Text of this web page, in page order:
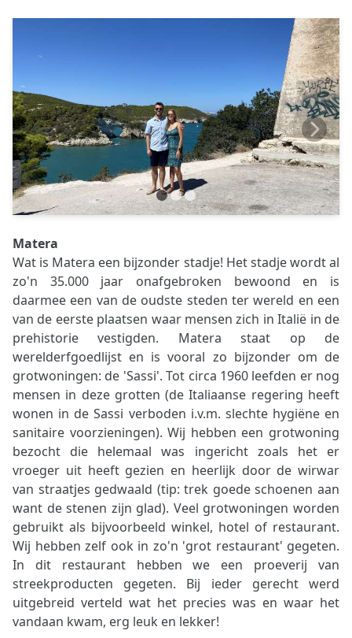
Matera
Wat is Matera een bijzonder stadje! Het stadje wordt al
zo'n 35.000 jaar onafgebroken bewoond en is
daarmee een van de oudste steden ter wereld en een
van de eerste plaatsen waar mensen zich in Italië in de
prehistorie vestigden. Matera staat op de
werelderfgoedlijst en is vooral zo bijzonder om de
grotwoningen: de 'Sassi'. Tot circa 1960 leefden er nog
mensen in deze grotten (de Italiaanse regering heeft
wonen in de Sassi verboden i.v.m. slechte hygiëne en
sanitaire voorzieningen). Wij hebben een grotwoning
bezocht die helemaal was ingericht zoals het er
vroeger uit heeft gezien en heerlijk door de wirwar
van straatjes gedwaald (tip: trek goede schoenen aan
want de stenen zijn glad). Veel grotwoningen worden
gebruikt als bijvoorbeeld winkel, hotel of restaurant.
Wij hebben zelf ook in zo'n 'grot restaurant' gegeten.
In dit restaurant hebben we een proeverij van
streekproducten gegeten. Bij ieder gerecht werd
uitgebreid verteld wat het precies was en waar het
vandaan kwam, erg leuk en lekker!